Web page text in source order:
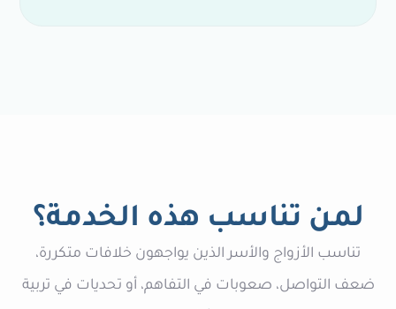
لمن تناسب هذه الخدمة؟
تناسب الأزواج والأسر الذين يواجهون خلافات متكررة،
ضعف التواصل، صعوبات في التفاهم، أو تحديات في تربية